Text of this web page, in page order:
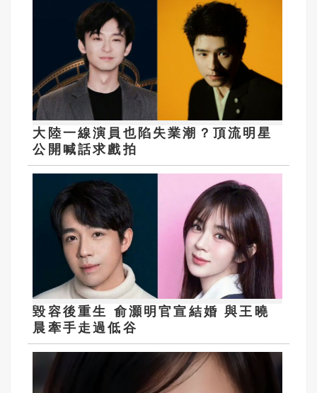
大陸一線演員也陷失業潮？頂流明星
公開喊話求戲拍
毀容後重生 俞灝明官宣結婚 與王曉
晨牽手走過低谷